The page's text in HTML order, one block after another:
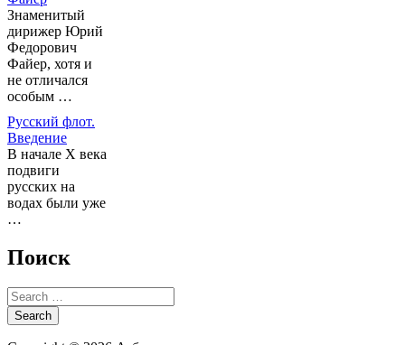
Знаменитый
дирижер Юрий
Федорович
Файер, хотя и
не отличался
особым …
Русский флот.
Введение
В начале X века
подвиги
русских на
водах были уже
…
Поиск
Search
for: